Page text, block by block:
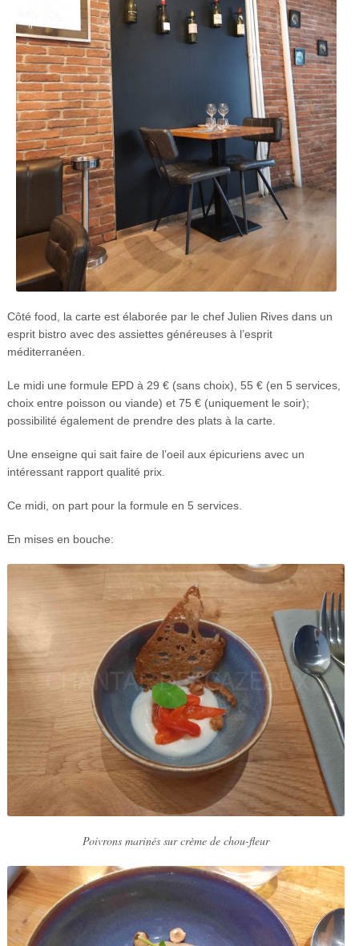
Côté food, la carte est élaborée par le chef Julien Rives dans un
esprit bistro avec des assiettes généreuses à l’esprit
méditerranéen.
Le midi une formule EPD à 29 € (sans choix), 55 € (en 5 services,
choix entre poisson ou viande) et 75 € (uniquement le soir);
possibilité également de prendre des plats à la carte.
Une enseigne qui sait faire de l’oeil aux épicuriens avec un
intéressant rapport qualité prix.
Ce midi, on part pour la formule en 5 services.
En mises en bouche:
Poivrons marinés sur crème de chou-fleur